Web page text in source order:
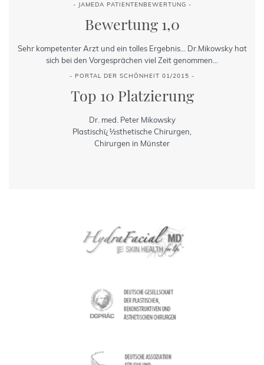
- JAMEDA PATIENTENBEWERTUNG -
Bewertung 1,0
Sehr kompetenter Arzt und ein tolles Ergebnis... Dr.Mikowsky hat
sich bei den Vorgesprächen viel Zeit genommen...
- PORTAL DER SCHÖNHEIT 01/2015 -
Top 10 Platzierung
Dr. med. Peter Mikowsky
Plastischï¿½sthetische Chirurgen,
Chirurgen in Münster